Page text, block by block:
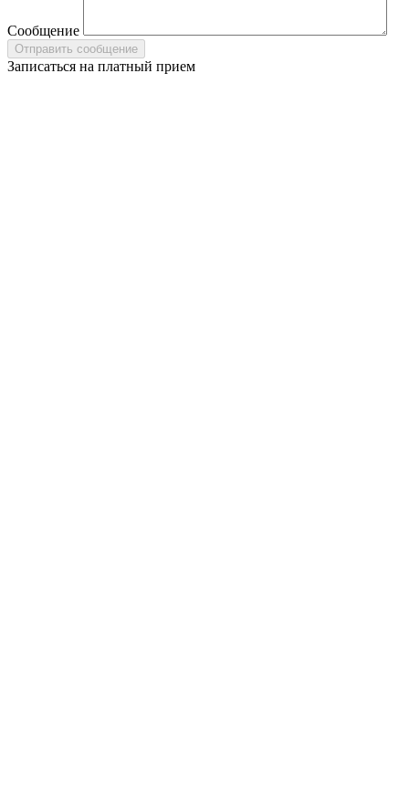
Сообщение
Записаться на платный прием